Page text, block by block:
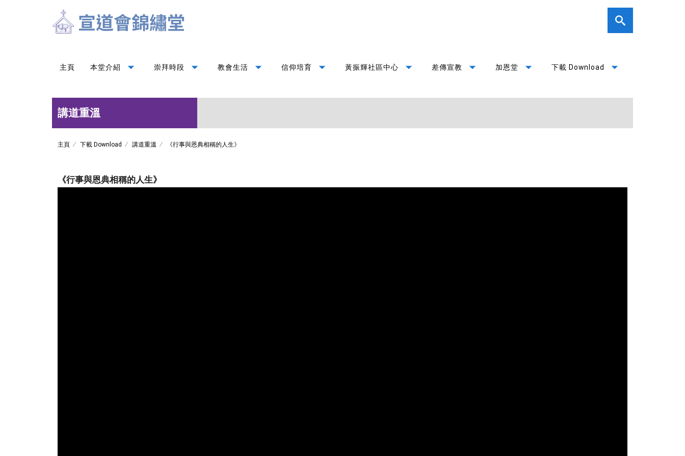
主頁 本堂介紹 arrow_drop_down 崇拜時段 arrow_drop_down 教會生活 arrow_drop_down 信仰培育 arrow_drop_down 黃振輝社區中心 arrow_drop_down 差傳宣教 arrow_drop_down 加恩堂 arrow_drop_down 下載 Download arrow_drop_down
講道重溫
主頁 下載 Download 講道重溫 《行事與恩典相稱的人生》
《行事與恩典相稱的人生》